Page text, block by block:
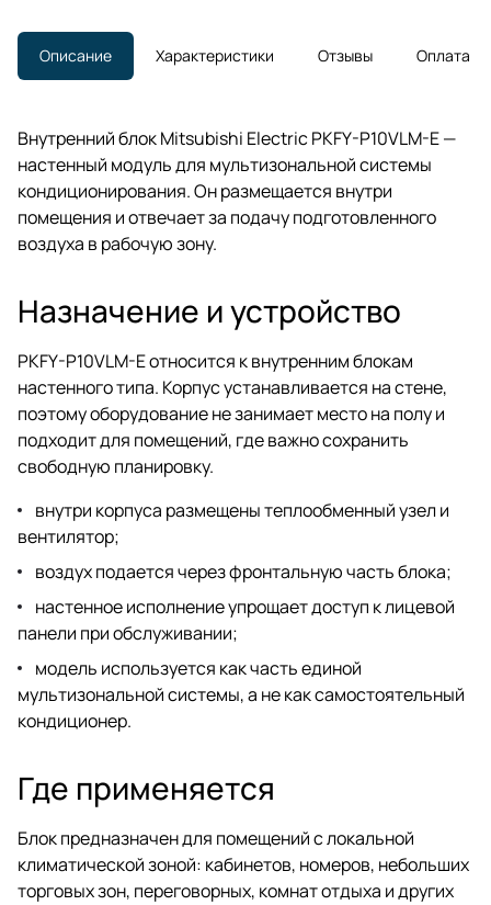
Описание Характеристики Отзывы Оплата
Внутренний блок Mitsubishi Electric PKFY-P10VLM-E —
настенный модуль для мультизональной системы
кондиционирования. Он размещается внутри
помещения и отвечает за подачу подготовленного
воздуха в рабочую зону.
Назначение и устройство
PKFY-P10VLM-E относится к внутренним блокам
настенного типа. Корпус устанавливается на стене,
поэтому оборудование не занимает место на полу и
подходит для помещений, где важно сохранить
свободную планировку.
внутри корпуса размещены теплообменный узел и
вентилятор;
воздух подается через фронтальную часть блока;
настенное исполнение упрощает доступ к лицевой
панели при обслуживании;
модель используется как часть единой
мультизональной системы, а не как самостоятельный
кондиционер.
Где применяется
Блок предназначен для помещений с локальной
климатической зоной: кабинетов, номеров, небольших
торговых зон, переговорных, комнат отдыха и других